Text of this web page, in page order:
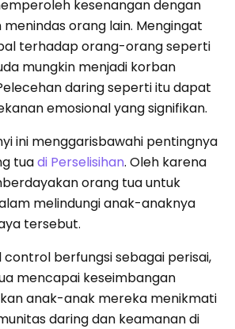
kesenangan dengan
orang lain. Mengingat
terhadap orang-orang seperti
mungkin menjadi korban
daring seperti itu dapat
emosional yang signifikan.
ini menggarisbawahi pentingnya
tuadi Perselisihan. Oleh karena
orang tua untuk
melindungi anak-anaknya
tersebut.
berfungsi sebagai perisai,
mencapai keseimbangan
anak-anak mereka menikmati
daring dan keamanan di